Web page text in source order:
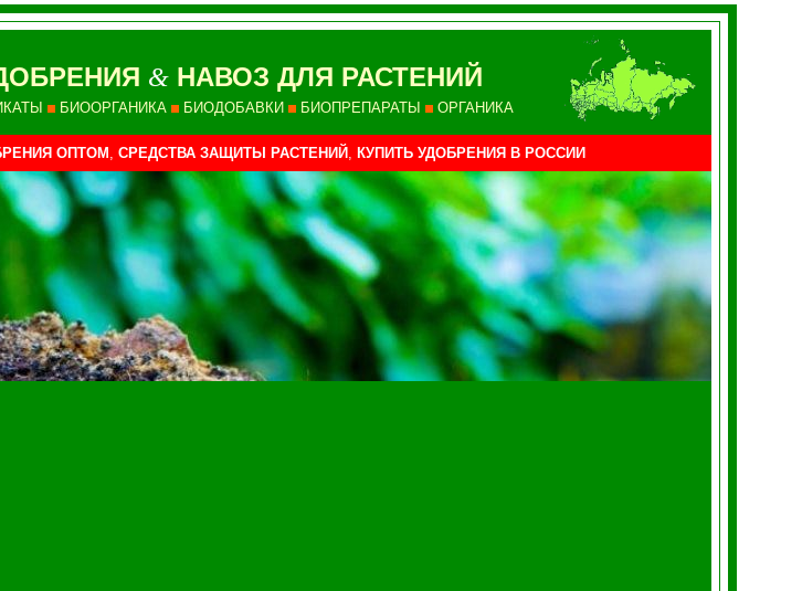
& НАВОЗ ДЛЯ РАСТЕНИЙ
БИООРГАНИКА БИОДОБАВКИ БИОПРЕПАРАТЫ ОРГАНИКА
ОПТОМ, СРЕДСТВА ЗАЩИТЫ РАСТЕНИЙ , КУПИТЬ УДОБРЕНИЯ В РОССИИ